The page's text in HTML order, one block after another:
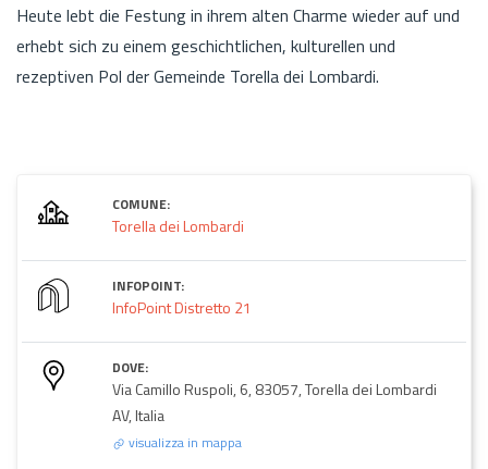
Heute lebt die Festung in ihrem alten Charme wieder auf und
erhebt sich zu einem geschichtlichen, kulturellen und
rezeptiven Pol der Gemeinde Torella dei Lombardi.
COMUNE:
Torella dei Lombardi
INFOPOINT:
InfoPoint Distretto 21
DOVE:
Via Camillo Ruspoli, 6, 83057, Torella dei Lombardi
AV, Italia
visualizza in mappa